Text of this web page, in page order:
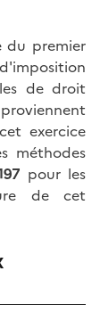
du premier
de droit
exercice
méthodes
pour les
de cet